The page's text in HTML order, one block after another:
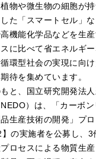
物や微生物の細胞が
た「スマートセル」
機能化学品などを生
に比べて省エネルギ
環型社会の実現に向
待を集めています。
と、国立研究開発法
）は、「カーボ
生産技術の開発」プ
の実施者を公募し、3
ロセスによる物質生